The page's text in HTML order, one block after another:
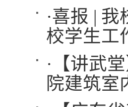
·喜报 | 我
校学生工
· 【讲武
院建筑室